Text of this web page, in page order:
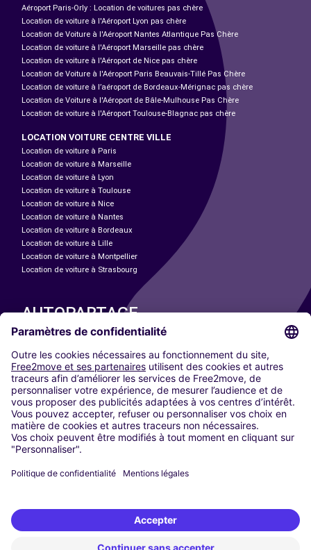
Aéroport Paris-Orly : Location de voitures pas chère
Location de voiture à l'Aéroport Lyon pas chère
Location de Voiture à l'Aéroport Nantes Atlantique Pas Chère
Location de voiture à l'Aéroport Marseille pas chère
Location de voiture à l'Aéroport de Nice pas chère
Location de Voiture à l'Aéroport Paris Beauvais-Tillé Pas Chère
Location de voiture à l’aéroport de Bordeaux-Mérignac pas chère
Location de Voiture à l'Aéroport de Bâle-Mulhouse Pas Chère
Location de voiture à l'Aéroport Toulouse-Blagnac pas chère
LOCATION VOITURE CENTRE VILLE
Location de voiture à Paris
Location de voiture à Marseille
Location de voiture à Lyon
Location de voiture à Toulouse
Location de voiture à Nice
Location de voiture à Nantes
Location de voiture à Bordeaux
Location de voiture à Lille
Location de voiture à Montpellier
Location de voiture à Strasbourg
AUTOPARTAGE
Paris
Madrid
Washington DC
Milan
Rome
Turin
Vienne
Berlin
Düsseldorf